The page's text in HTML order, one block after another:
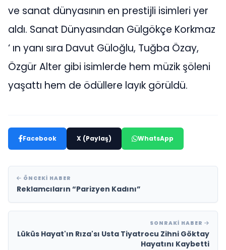
ve sanat dünyasının en prestijli isimleri yer
aldı. Sanat Dünyasından Gülgökçe Korkmaz
‘ ın yanı sıra Davut Güloğlu, Tuğba Özay,
Özgür Alter gibi isimlerde hem müzik şöleni
yaşattı hem de ödüllere layık görüldü.
Facebook X (Paylaş) WhatsApp
ÖNCEKI HABER
Reklamcıların “Parizyen Kadını”
SONRAKI HABER
Lüküs Hayat'ın Rıza'sı Usta Tiyatrocu Zihni Göktay
Hayatını Kaybetti